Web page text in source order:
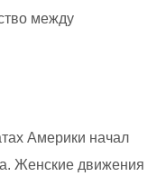
между
Америки начал
Женские движения